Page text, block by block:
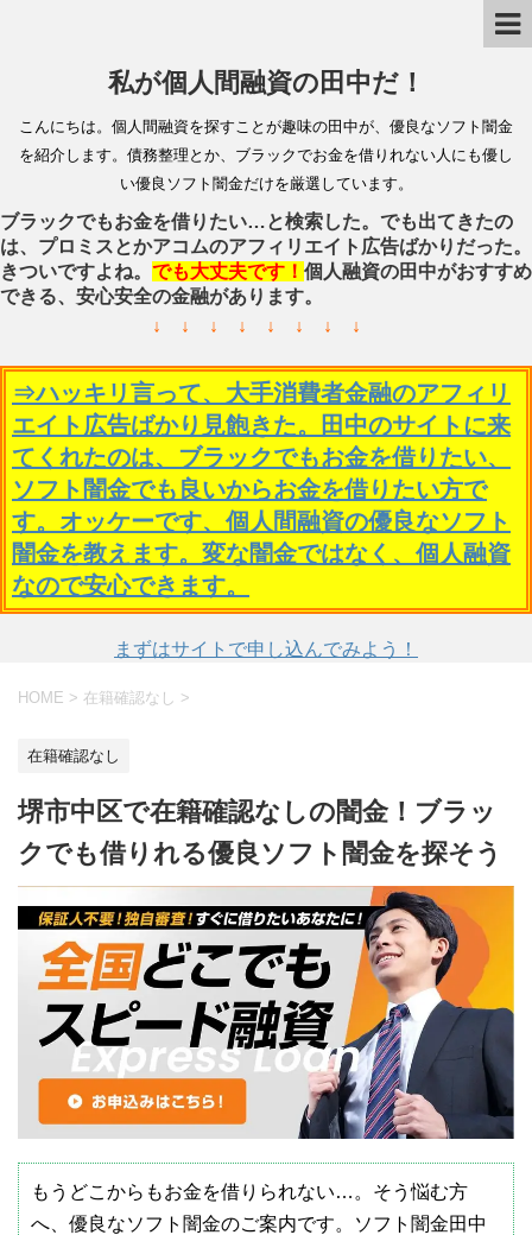
私が個人間融資の田中だ！
こんにちは。個人間融資を探すことが趣味の田中が、優良なソフト闇金
を紹介します。債務整理とか、ブラックでお金を借りれない人にも優し
い優良ソフト闇金だけを厳選しています。
ブラックでもお金を借りたい…と検索した。でも出てきたの
は、プロミスとかアコムのアフィリエイト広告ばかりだった。
きついですよね。 でも大丈夫です！ 個人融資の田中がおすすめ
できる、安心安全の金融があります。
↓ ↓ ↓ ↓ ↓ ↓ ↓ ↓
⇒ハッキリ言って、大手消費者金融のアフィリ
エイト広告ばかり見飽きた。田中のサイトに来
てくれたのは、ブラックでもお金を借りたい、
ソフト闇金でも良いからお金を借りたい方で
す。オッケーです、個人間融資の優良なソフト
闇金を教えます。変な闇金ではなく、個人融資
なので安心できます。
まずはサイトで申し込んでみよう！
HOME > 在籍確認なし >
在籍確認なし
堺市中区で在籍確認なしの闇金！ブラッ
クでも借りれる優良ソフト闇金を探そう
もうどこからもお金を借りられない…。そう悩む方
へ、優良なソフト闇金のご案内です。ソフト闇金田中